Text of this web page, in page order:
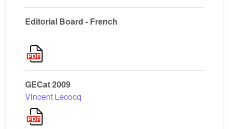
Editorial Board - French
GECat 2009
Vincent Lecocq